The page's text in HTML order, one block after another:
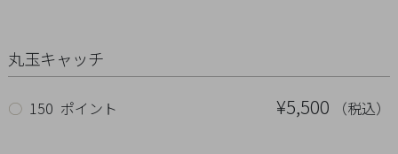
丸玉キャッチ
¥5,500 （税込）
○ 150 ポイント
Earrings
Charm